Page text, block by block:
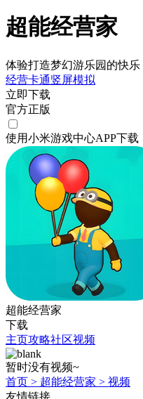
超能经营家
体验打造梦幻游乐园的快乐
经营卡通竖屏模拟
立即下载
官方正版
使用小米游戏中心APP下载
超能经营家
下载
主页攻略社区视频
暂时没有视频~
首页 > 超能经营家 > 视频
友情链接